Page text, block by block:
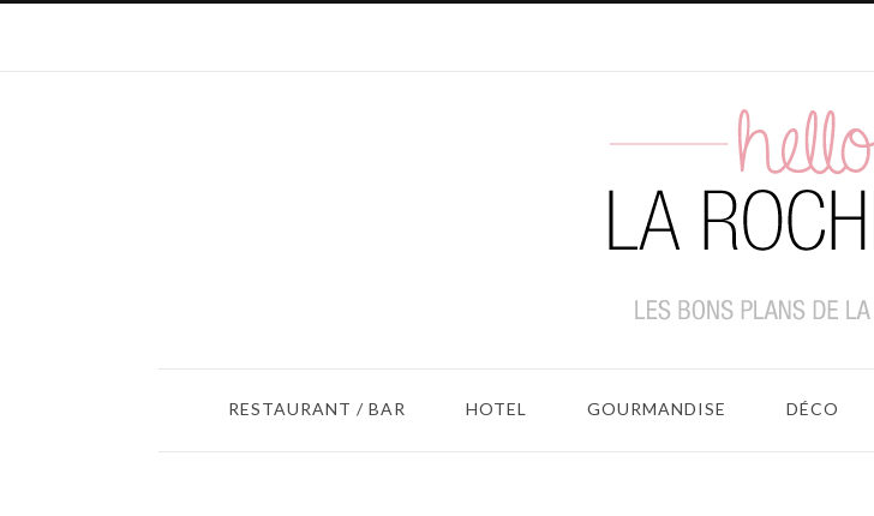
RESTAURANT / BAR HOTEL GOURMANDISE DÉCO